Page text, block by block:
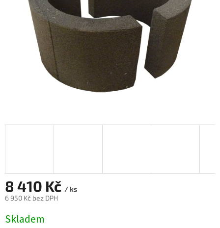
8 410 Kč / ks
6 950 Kč bez DPH
cena:
Skladem